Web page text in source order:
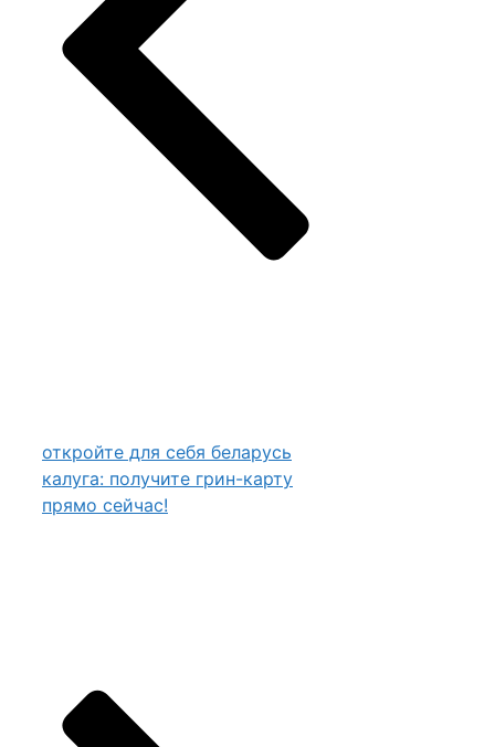
откройте для себя беларусь
калуга: получите грин-карту
прямо сейчас!